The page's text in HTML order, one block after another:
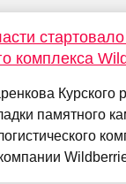
комплекса
Курского
памятного